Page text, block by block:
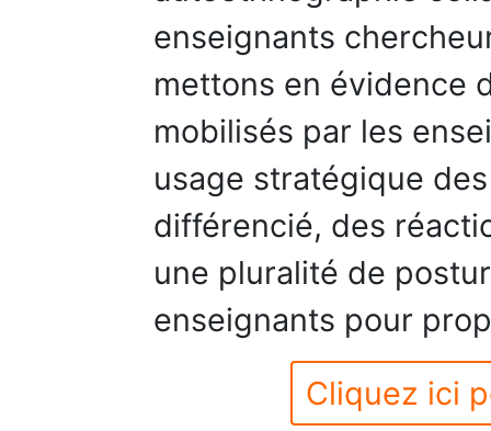
enseignants
mettons en évidence
mobilisés par les
usage stratégique
différencié, des
une pluralité de
enseignants pour
Cliquez ici